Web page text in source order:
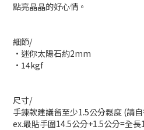
點亮晶晶的好心情。
細節/
•迷你太陽石約2mm
•14kgf
尺寸/
手鍊款建議留至少1.5公分鬆度 (請
ex.最貼手圍14.5公分+1.5公分=全長